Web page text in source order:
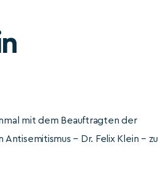
mit dem Beauftragten der
– Dr. Felix Klein – zu